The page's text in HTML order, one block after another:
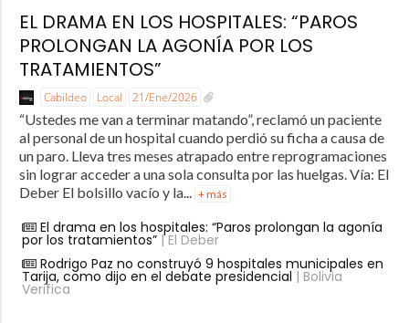
EL DRAMA EN LOS HOSPITALES: “PAROS
PROLONGAN LA AGONÍA POR LOS
TRATAMIENTOS”
Cabildeo Local 21/Ene/2026
“Ustedes me van a terminar matando”, reclamó un paciente
al personal de un hospital cuando perdió su ficha a causa de
un paro. Lleva tres meses atrapado entre reprogramaciones
sin lograr acceder a una sola consulta por las huelgas. Vía: El
Deber El bolsillo vacío y la... + más
El drama en los hospitales: “Paros prolongan la agonía
por los tratamientos”| El Deber
Rodrigo Paz no construyó 9 hospitales municipales en
Tarija, como dijo en el debate presidencial | Bolivia
Verifica